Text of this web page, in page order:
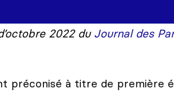
2022 du Journal des
préconisé à titre de première